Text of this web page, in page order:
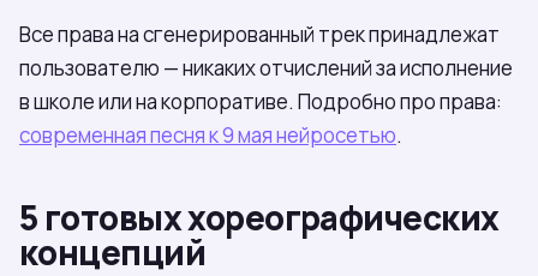
Все права на сгенерированный трек принадлежат
пользователю — никаких отчислений за исполнение
в школе или на корпоративе. Подробно про права:
современная песня к 9 мая нейросетью.
5 готовых хореографических
концепций